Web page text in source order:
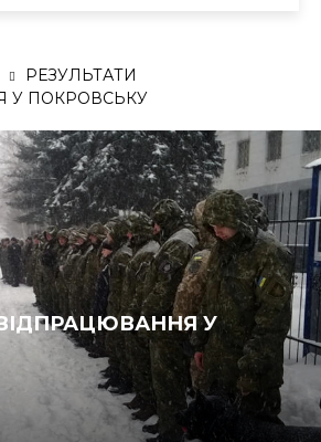
РЕЗУЛЬТАТИ
У ПОКРОВСЬКУ
У